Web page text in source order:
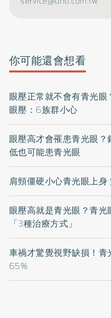
你可能還會想看
眼壓正常就不會有青光
眼壓：6族群小心
眼壓高才會罹患青光眼
低也可能患青光眼
肩頸僵硬小心青光眼上身
眼壓高就是青光眼？青
「3種治療方式」
車禍才驚覺視野缺損！
65%